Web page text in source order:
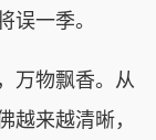
误一季。
物飘香。从
越来越清晰，